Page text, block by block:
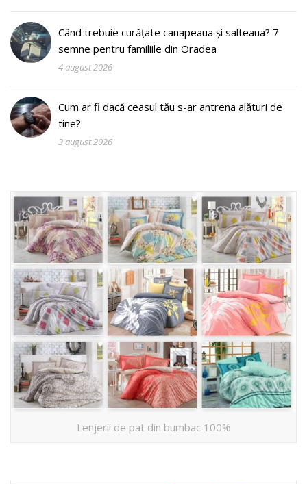
Când trebuie curățate canapeaua și salteaua? 7
semne pentru familiile din Oradea
4 august 2026
Cum ar fi dacă ceasul tău s-ar antrena alături de
tine?
3 august 2026
Lenjerii de pat din bumbac 100%